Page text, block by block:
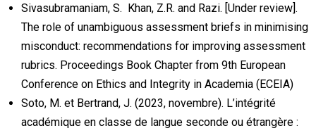
Sivasubramaniam, S. Khan, Z.R. and Razi. [Under review].
The role of unambiguous assessment briefs in minimising
misconduct: recommendations for improving assessment
rubrics. Proceedings Book Chapter from 9th European
Conference on Ethics and Integrity in Academia (ECEIA)
Soto, M. et Bertrand, J. (2023, novembre). L’intégrité
académique en classe de langue seconde ou étrangère :